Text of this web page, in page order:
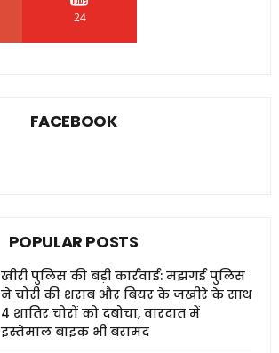
24
FACEBOOK
POPULAR POSTS
खीरी पुलिस की बड़ी कार्रवाई: मझगई पुलिस
ने चोरी की शराब और बियर के जखीरे के साथ
4 शातिर चोरों को दबोचा, वारदात में
इस्तेमाल बाइक भी बरामद